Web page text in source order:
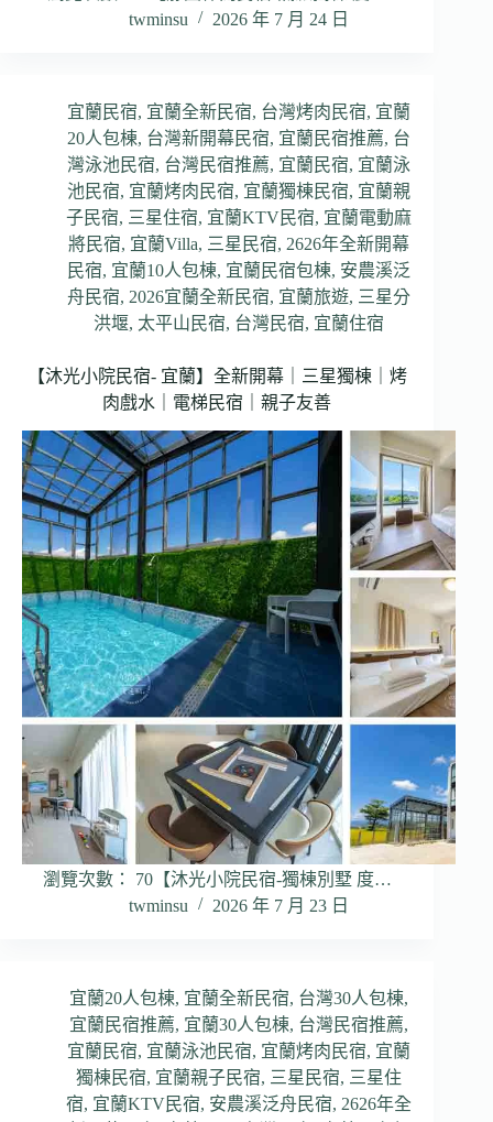
twminsu
2026 年 7 月 24 日
宜蘭民宿, 宜蘭全新民宿, 台灣烤肉民宿, 宜蘭
20人包棟, 台灣新開幕民宿, 宜蘭民宿推薦, 台
灣泳池民宿, 台灣民宿推薦, 宜蘭民宿, 宜蘭泳
池民宿, 宜蘭烤肉民宿, 宜蘭獨棟民宿, 宜蘭親
子民宿, 三星住宿, 宜蘭KTV民宿, 宜蘭電動麻
將民宿, 宜蘭Villa, 三星民宿, 2626年全新開幕
民宿, 宜蘭10人包棟, 宜蘭民宿包棟, 安農溪泛
舟民宿, 2026宜蘭全新民宿, 宜蘭旅遊, 三星分
洪堰, 太平山民宿, 台灣民宿, 宜蘭住宿
【沐光小院民宿- 宜蘭】全新開幕｜三星獨棟｜烤
肉戲水｜電梯民宿｜親子友善
瀏覽次數： 70【沐光小院民宿-獨棟別墅 度…
twminsu
2026 年 7 月 23 日
宜蘭20人包棟, 宜蘭全新民宿, 台灣30人包棟,
宜蘭民宿推薦, 宜蘭30人包棟, 台灣民宿推薦,
宜蘭民宿, 宜蘭泳池民宿, 宜蘭烤肉民宿, 宜蘭
獨棟民宿, 宜蘭親子民宿, 三星民宿, 三星住
宿, 宜蘭KTV民宿, 安農溪泛舟民宿, 2626年全